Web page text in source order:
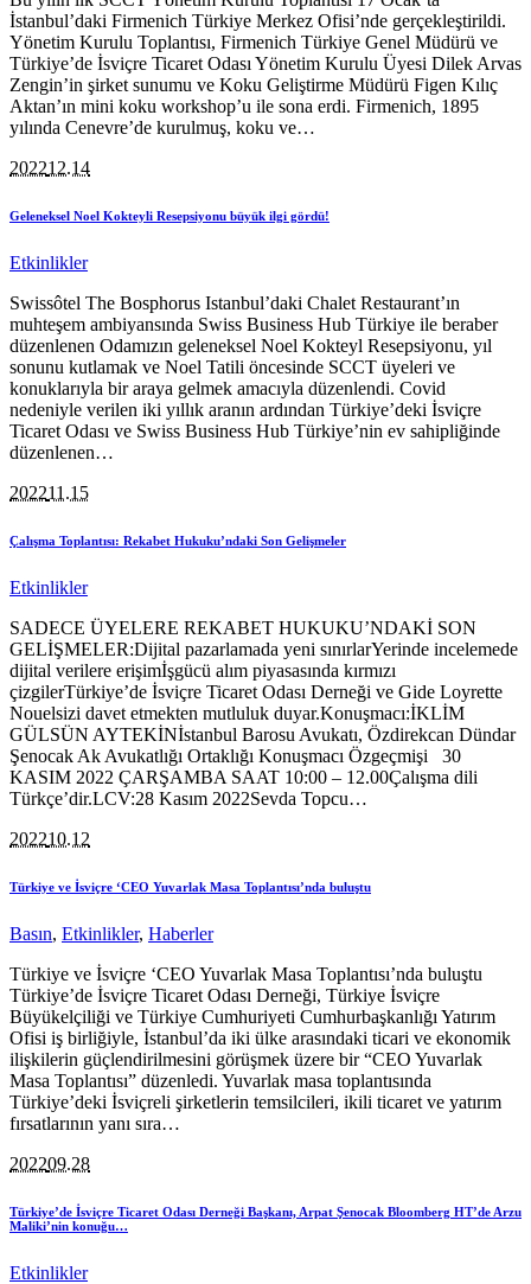
İstanbul’daki Firmenich Türkiye Merkez Ofisi’nde gerçekleştirildi.
Yönetim Kurulu Toplantısı, Firmenich Türkiye Genel Müdürü ve
Türkiye’de İsviçre Ticaret Odası Yönetim Kurulu Üyesi Dilek Arvas
Zengin’in şirket sunumu ve Koku Geliştirme Müdürü Figen Kılıç
Aktan’ın mini koku workshop’u ile sona erdi. Firmenich, 1895
yılında Cenevre’de kurulmuş, koku ve…
202212.14
Geleneksel Noel Kokteyli Resepsiyonu büyük ilgi gördü!
Etkinlikler
Swissôtel The Bosphorus Istanbul’daki Chalet Restaurant’ın
muhteşem ambiyansında Swiss Business Hub Türkiye ile beraber
düzenlenen Odamızın geleneksel Noel Kokteyl Resepsiyonu, yıl
sonunu kutlamak ve Noel Tatili öncesinde SCCT üyeleri ve
konuklarıyla bir araya gelmek amacıyla düzenlendi. Covid
nedeniyle verilen iki yıllık aranın ardından Türkiye’deki İsviçre
Ticaret Odası ve Swiss Business Hub Türkiye’nin ev sahipliğinde
düzenlenen…
202211.15
Çalışma Toplantısı: Rekabet Hukuku’ndaki Son Gelişmeler
Etkinlikler
SADECE ÜYELERE REKABET HUKUKU’NDAKİ SON
GELİŞMELER:Dijital pazarlamada yeni sınırlarYerinde incelemede
dijital verilere erişimİşgücü alım piyasasında kırmızı
çizgilerTürkiye’de İsviçre Ticaret Odası Derneği ve Gide Loyrette
Nouelsizi davet etmekten mutluluk duyar.Konuşmacı:İKLİM
GÜLSÜN AYTEKİNİstanbul Barosu Avukatı, Özdirekcan Dündar
Şenocak Ak Avukatlığı Ortaklığı Konuşmacı Özgeçmişi 30
KASIM 2022 ÇARŞAMBA SAAT 10:00 – 12.00Çalışma dili
Türkçe’dir.LCV:28 Kasım 2022Sevda Topcu…
202210.12
Türkiye ve İsviçre ‘CEO Yuvarlak Masa Toplantısı’nda buluştu
Basın, Etkinlikler, Haberler
Türkiye ve İsviçre ‘CEO Yuvarlak Masa Toplantısı’nda buluştu
Türkiye’de İsviçre Ticaret Odası Derneği, Türkiye İsviçre
Büyükelçiliği ve Türkiye Cumhuriyeti Cumhurbaşkanlığı Yatırım
Ofisi iş birliğiyle, İstanbul’da iki ülke arasındaki ticari ve ekonomik
ilişkilerin güçlendirilmesini görüşmek üzere bir “CEO Yuvarlak
Masa Toplantısı” düzenledi. Yuvarlak masa toplantısında
Türkiye’deki İsviçreli şirketlerin temsilcileri, ikili ticaret ve yatırım
fırsatlarının yanı sıra…
202209.28
Türkiye’de İsviçre Ticaret Odası Derneği Başkanı, Arpat Şenocak Bloomberg HT’de Arzu
Maliki’nin konuğu…
Etkinlikler